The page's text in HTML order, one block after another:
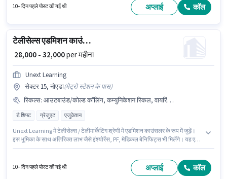
सैलरी उपलब्ध है।
10+ दिन पहले पोस्ट की गई थी अप्लाई कॉल
टेलीसेल्स एडमिशन काउंसलर
₹ 28,000 - 32,000per महीना
Unext Learning
सेक्टर 15, नोएडा(मेट्रो स्टेशन के पास)
स्किल्स: आउटबाउंड/कोल्ड कॉलिंग, कम्युनिकेशन स्किल, वायरिंग, इंटरनेशनल कॉलिंग, लीड जनरेशन, डोमेस्टिक कॉलिंग
डे शिफ्ट ग्रेजुएट एजुकेशन
Unext Learning में टेलीसेल्स / टेलीमार्केटिंग श्रेणी में एडमिशन काउंसलर के रूप में जुड़ें।
इस भूमिका के साथ अतिरिक्त लाभ जैसे इंश्योरेंस, PF, मेडिकल बेनिफिट्स भी मिलेंगे। यह एक
कोल्ड कॉलिंग, वायरिंग, कम्युनिकेशन स्किल होना अनिवार्य है। यह नौकरी सेक्टर 15, नोएडा
10+ दिन पहले पोस्ट की गई थी अप्लाई कॉल